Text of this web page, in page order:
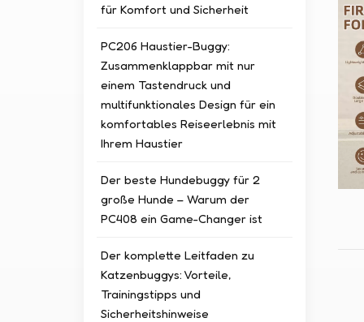
für Komfort und Sicherheit
PC206 Haustier-Buggy:
Zusammenklappbar mit nur
einem Tastendruck und
multifunktionales Design für ein
komfortables Reiseerlebnis mit
Ihrem Haustier
Der beste Hundebuggy für 2
große Hunde – Warum der
PC408 ein Game-Changer ist
Der komplette Leitfaden zu
Katzenbuggys: Vorteile,
Trainingstipps und
Sicherheitshinweise